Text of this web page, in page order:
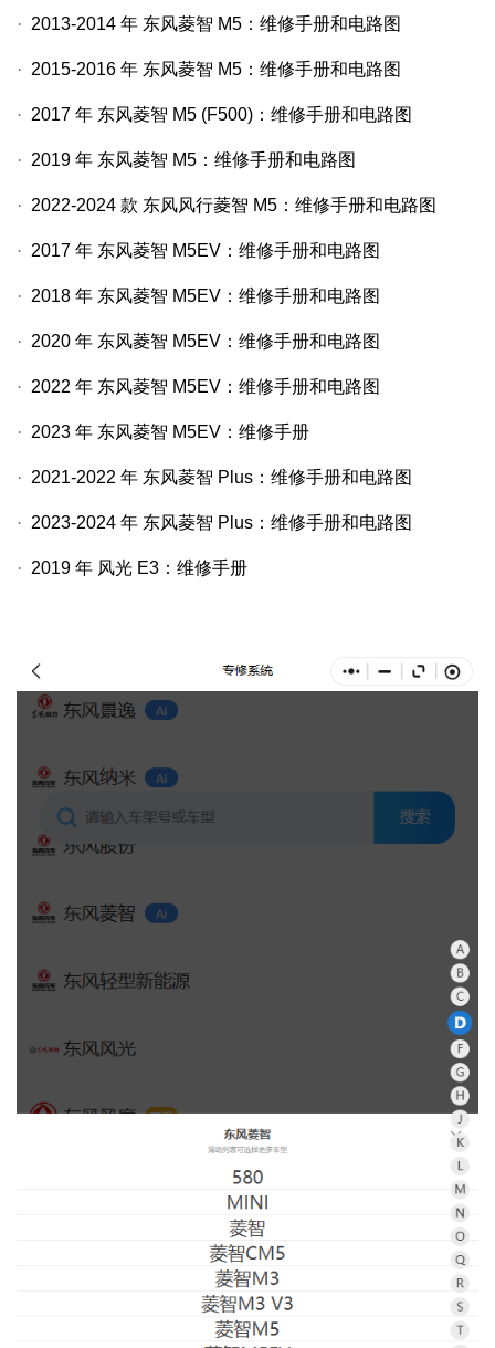
· 2013-2014 年 东风菱智 M5 ：维修手册和电路图
· 2015-2016 年 东风菱智 M5 ：维修手册和电路图
· 2017 年 东风菱智 M5 (F500) ：维修手册和电路图
· 2019 年 东风菱智 M5 ：维修手册和电路图
· 2022-2024 款 东风风行菱智 M5 ：维修手册和电路图
· 2017 年 东风菱智 M5EV ：维修手册和电路图
· 2018 年 东风菱智 M5EV ：维修手册和电路图
· 2020 年 东风菱智 M5EV ：维修手册和电路图
· 2022 年 东风菱智 M5EV ：维修手册和电路图
· 2023 年 东风菱智 M5EV ：维修手册
· 2021-2022 年 东风菱智 Plus ：维修手册和电路图
· 2023-2024 年 东风菱智 Plus ：维修手册和电路图
· 2019 年 风光 E3 ：维修手册